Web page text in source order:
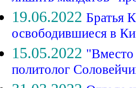
19.06.2022 Братья
освободившиеся в
15.05.2022 "Вместо
политолог